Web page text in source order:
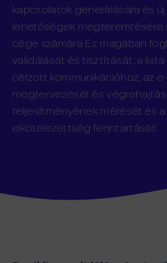
kapcsolatok generálására és új
lehetőségek megteremtésére
cége számára. Ez magában
validálását és tisztítását, a
célzott kommunikációhoz, az
megtervezését és
teljesítményének mérését és
elkötelezettség fenntartását.